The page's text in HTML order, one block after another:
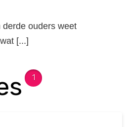
derde ouders weet
[...]
1